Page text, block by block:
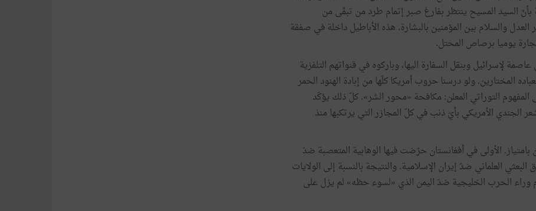
بأنّ السيد المسيح ينتظر بفارغ صبر إتمام طرد من تبقّى من
والسلام بين المؤمنين بالبشارة. هذه الأباطيل داخلة في صفقة
يوميا برصاص المحتل.
لإسرائيل وبنقل السفارة اليها، وباركوه في قنواتهم التلفزية
المختارين. ولو درسنا حروب أمريكا كلّها من إبادة الهنود الحمر
المفهوم التوراتي المعلن: مكافحة «محور الشر». كلّ ذلك يؤكّد
الجندي الأمريكي بأيّ ذنب في كلّ المجازر التي يرتكبها منذ
بامتياز. الأولى في أفغانستان حرّضت فيها الوهابية المتعصبة ضدّ
العلماني ضدّ إيران الإسلامية. والنتيجة بالنسبة إلى الولايات
وراء الحرب الخليجية ضدّ اليمن الذي «لسوء حظه» لم يزل على